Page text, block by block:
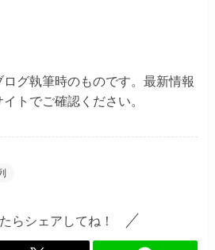
グ執筆時のものです。最新情報
トでご確認ください。
らシェアしてね！